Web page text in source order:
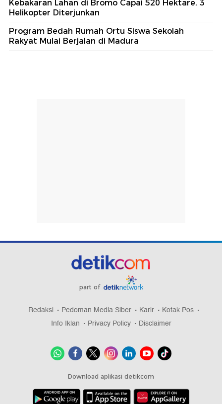
Kebakaran Lahan di Bromo Capai 520 Hektare, 3
Helikopter Diterjunkan
Program Bedah Rumah Ortu Siswa Sekolah
Rakyat Mulai Berjalan di Madura
part of
Redaksi Pedoman Media Siber Karir
Kotak Pos
Info Iklan
Privacy Policy Disclaimer
Download aplikasi detikcom